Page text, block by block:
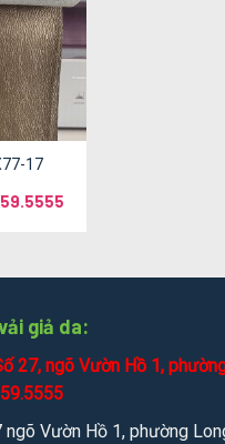
17
giả da:
27, ngõ Vườn Hồ 1,
ngõ Vườn Hồ 1, phường